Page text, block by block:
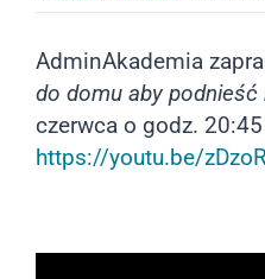
AdminAkademia
do domu aby
czerwca o godz.
https://youtu.be/